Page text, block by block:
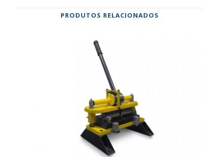
PRODUTOS RELACIONADOS